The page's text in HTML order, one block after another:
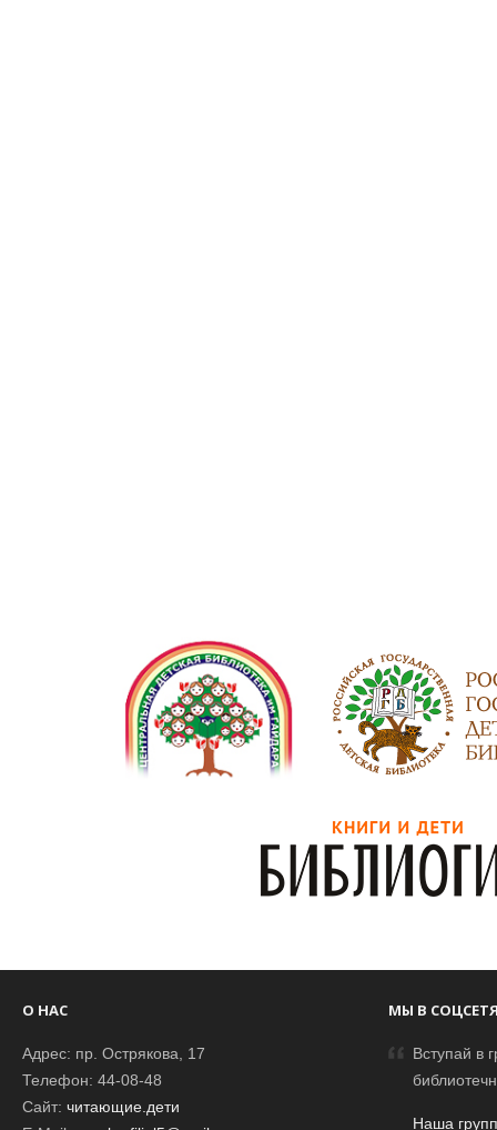
О НАС
Адрес: пр. Острякова, 17
Телефон: 44-08-48
Сайт: читающие.дети
МЫ В
Вступай в
Наша